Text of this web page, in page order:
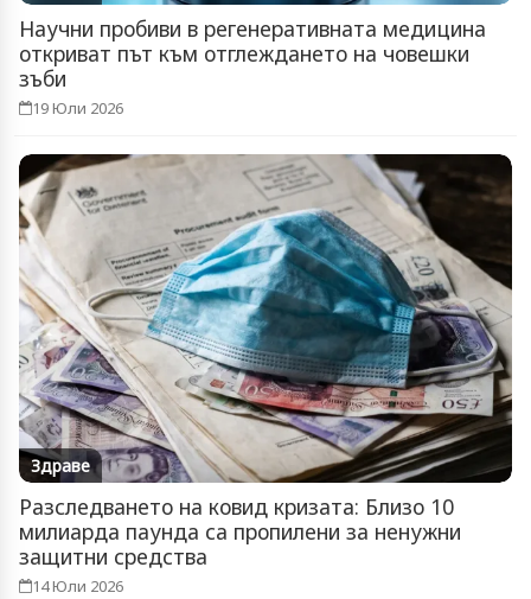
Научни пробиви в регенеративната медицина
откриват път към отглеждането на човешки
зъби
19 Юли 2026
Здраве
Разследването на ковид кризата: Близо 10
милиарда паунда са пропилени за ненужни
защитни средства
14 Юли 2026